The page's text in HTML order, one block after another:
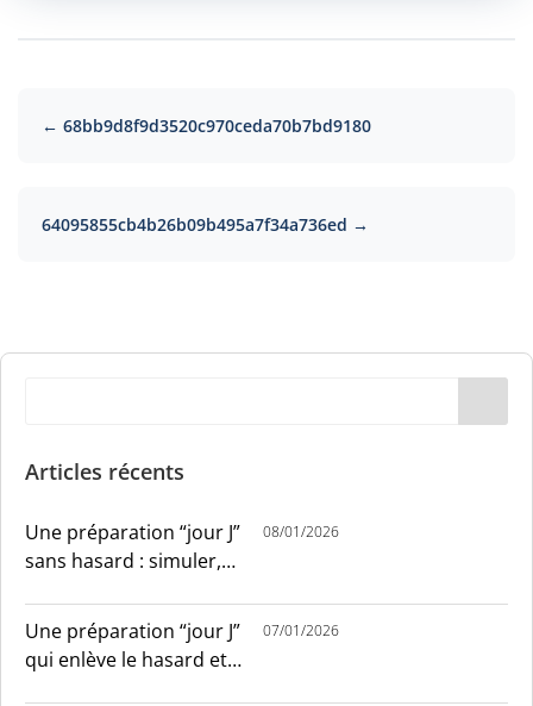
← 68bb9d8f9d3520c970ceda70b7bd9180
64095855cb4b26b09b495a7f34a736ed →
Articles récents
Une préparation “jour J”
sans hasard : simuler,
08/01/2026
Une préparation “jour J”
qui enlève le hasard et
07/01/2026